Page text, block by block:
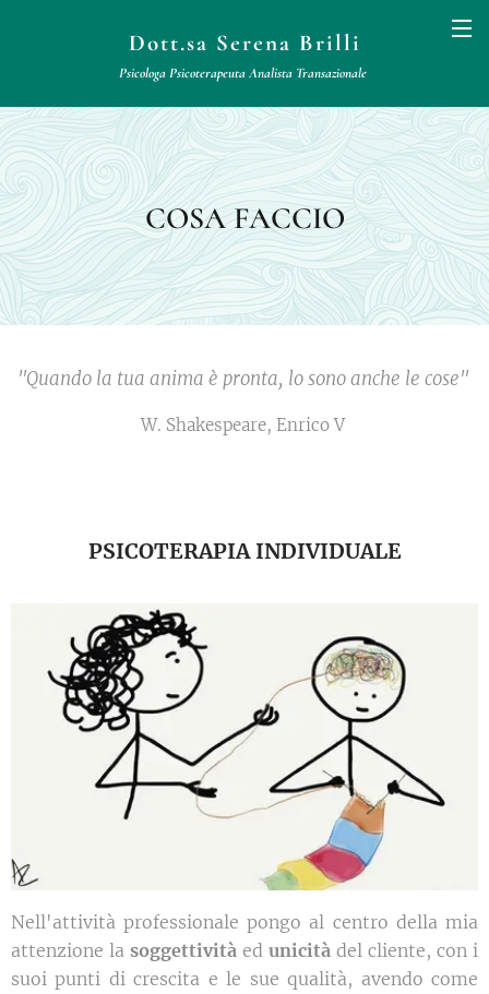
Dott.sa Serena Brilli
Psicologa PsicoterapeutaAnalista Transazionale
COSA FACCIO
"Quando la tua anima è pronta, lo sono anche le cose"
W. Shakespeare, Enrico V
PSICOTERAPIA INDIVIDUALE
Nell'attività professionale pongo al centro della mia
attenzione la soggettività ed unicità del cliente, con i
suoi punti di crescita e le sue qualità, avendo come